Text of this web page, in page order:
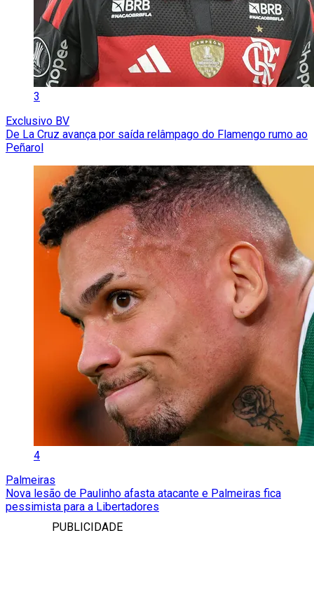
3
Exclusivo BV
De La Cruz avança por saída relâmpago do Flamengo rumo ao
Peñarol
4
Palmeiras
Nova lesão de Paulinho afasta atacante e Palmeiras fica
pessimista para a Libertadores
PUBLICIDADE